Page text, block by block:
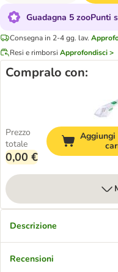
Guadagna 5 zooPunti
Consegna in 2-4 gg. lav.
Resi e rimborsi Approfondisci >
Compralo con:
Prezzo
totale
0,00 €
Aggiungi
Descrizione
Recensioni